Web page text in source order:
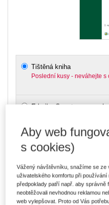
Tištěná kniha
Poslední kusy - neváhejte s
E-kniha Smarteca +
Kde najdu soubory e-knih?
Balíček - Tištěná kniha +
Smarteca + soubory ke
Poslední kusy - neváhejte
Co je Smarteca?
Aby web
s cookies)
Vážený návštěvníku, snažíme se
uživatelského komfortu při
předpoklady patří např. aby správně
neobtěžovali nevhodnou reklamou
web vylepšovat. Proto od Vás